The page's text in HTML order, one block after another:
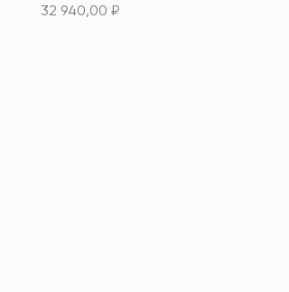
Цена
32 940,00 ₽